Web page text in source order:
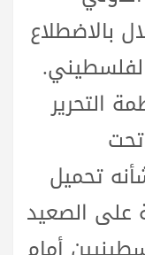
بالاضطلاع
التحرير
تحميل
على الصعيد